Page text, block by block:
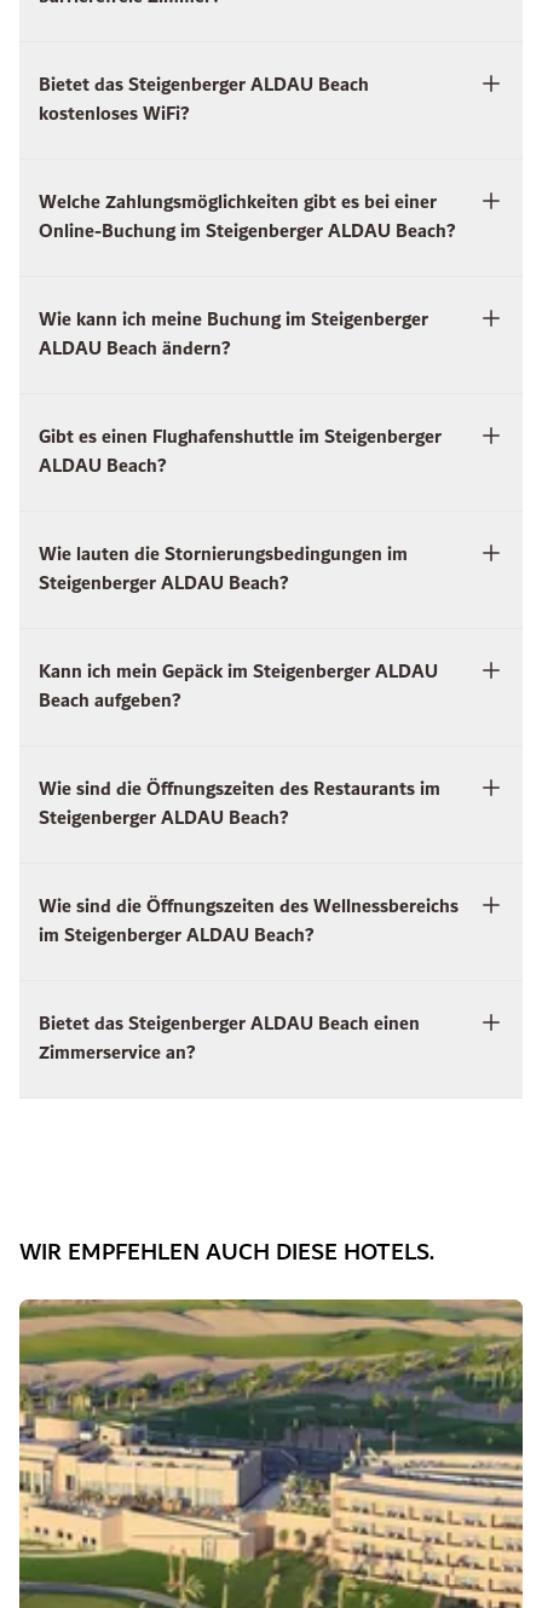
Bietet das Steigenberger ALDAU Beach
kostenloses WiFi?
Welche Zahlungsmöglichkeiten gibt es bei einer
Online-Buchung im Steigenberger ALDAU Beach?
Wie kann ich meine Buchung im Steigenberger
ALDAU Beach ändern?
Gibt es einen Flughafenshuttle im Steigenberger
ALDAU Beach?
Wie lauten die Stornierungsbedingungen im
Steigenberger ALDAU Beach?
Kann ich mein Gepäck im Steigenberger ALDAU
Beach aufgeben?
Wie sind die Öffnungszeiten des Restaurants im
Steigenberger ALDAU Beach?
Wie sind die Öffnungszeiten des Wellnessbereichs
im Steigenberger ALDAU Beach?
Bietet das Steigenberger ALDAU Beach einen
Zimmerservice an?
WIR EMPFEHLEN AUCH DIESE HOTELS.